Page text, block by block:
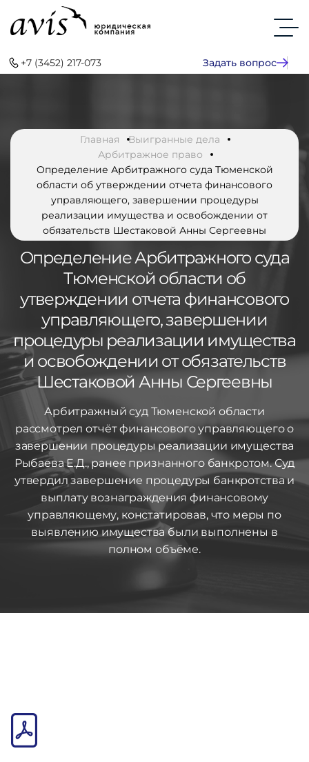
+7 (3452) 217-073 Задать вопрос
Главная
Выигранные дела
Арбитражное право
Определение Арбитражного суда Тюменской
области об утверждении отчета финансового
управляющего, завершении процедуры
реализации имущества и освобождении от
обязательств Шестаковой Анны Сергеевны
Определение Арбитражного суда
Тюменской области об
утверждении отчета финансового
управляющего, завершении
процедуры реализации имущества
и освобождении от обязательств
Шестаковой Анны Сергеевны
Арбитражный суд Тюменской области
рассмотрел отчёт финансового управляющего о
завершении процедуры реализации имущества
Рыбаева Е.Д., ранее признанного банкротом. Суд
утвердил завершение процедуры банкротства и
выплату вознаграждения финансовому
управляющему, констатировав, что меры по
выявлению имущества были выполнены в
полном объёме.